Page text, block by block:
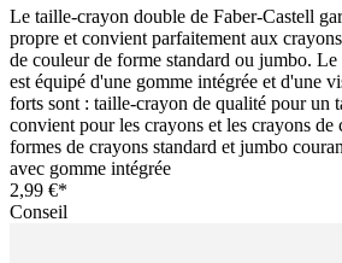
Le taille-crayon double de Faber-Castell
propre et convient parfaitement aux
de couleur de forme standard ou jumbo.
est équipé d'une gomme intégrée et d'une
forts sont : taille-crayon de qualité pour un
convient pour les crayons et les crayons de
formes de crayons standard et jumbo
avec gomme intégrée
2,99 €*
Conseil